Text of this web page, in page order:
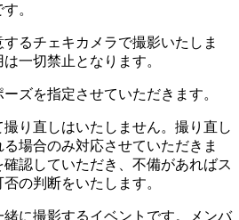
。
るチェキカメラで撮影いたしま
一切禁止となります。
ズを指定させていただきます。
り直しはいたしません。撮り直し
場合のみ対応させていただきま
認していただき、不備があればス
の判断をいたします。
に撮影するイベントです。メンバ